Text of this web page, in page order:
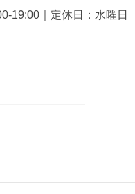
19:00｜定休日：水曜日